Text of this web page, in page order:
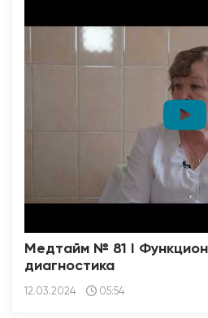
Медтайм № 81 I
диагностика
12.03.2024 05:54